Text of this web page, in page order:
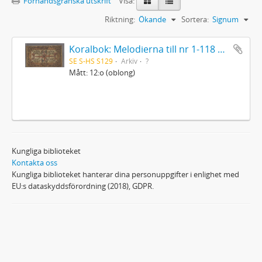
Sortera: Signum
Riktning: Ökande
Koralbok: Melodierna till nr 1-118 uti Gamla Psalmboken, enstämmigt satta
SE S-HS S129 Arkiv ?
Mått: 12:o (oblong)
Kungliga biblioteket
Kontakta oss
Kungliga biblioteket hanterar dina personuppgifter i enlighet med
EU:s dataskyddsförordning (2018), GDPR.